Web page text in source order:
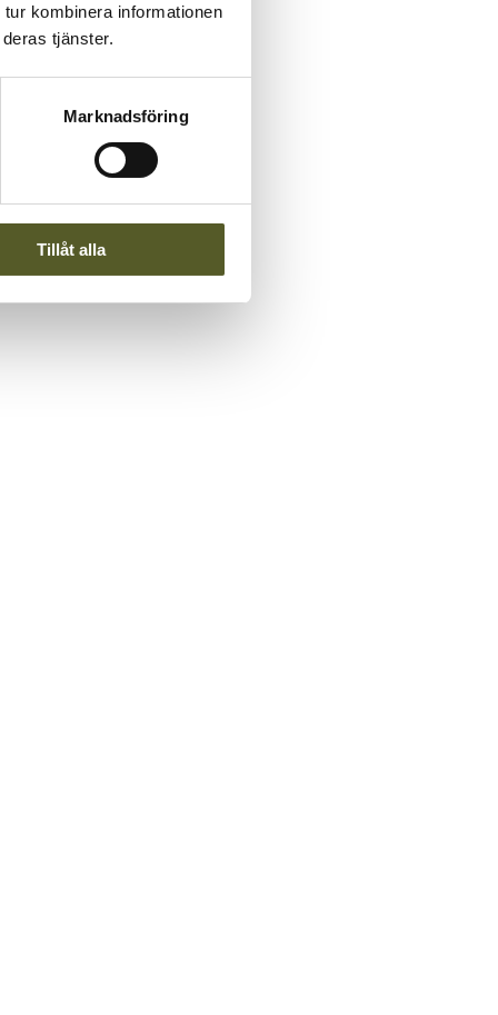
kombinera informationen
tjänster.
Marknadsföring
Tillåt alla